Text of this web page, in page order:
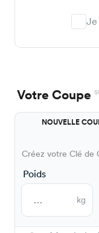
Je
Votre Coupe
NOUVELLE
Créez votre Clé de
Poids
kg